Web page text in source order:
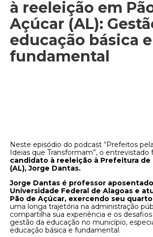
à reeleição em
Açúcar (AL):
educação básica e
fundamental
Neste episódio do podcast “Prefeitos
Ideias que Transformam”, o entrevistado
candidato à reeleição à Prefeitura de
(AL), Jorge Dantas.
Jorge Dantas é professor
Universidade Federal de Alagoas e
Pão de Açúcar, exercendo seu
uma longa trajetória na administração
compartilha sua experiência e os
gestão da educação no município,
educação básica e fundamental.